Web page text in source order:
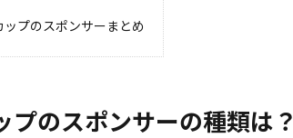
プのスポンサーまとめ
のスポンサーの種類は？